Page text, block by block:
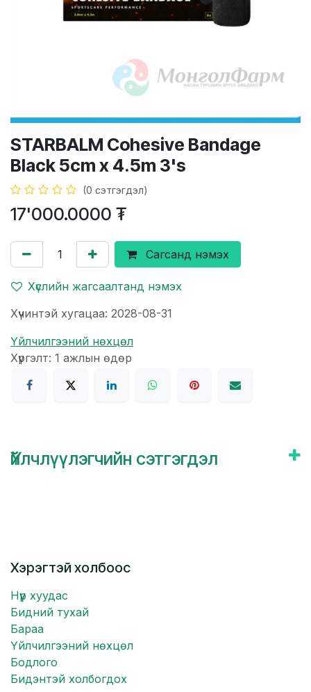
STARBALM Cohesive Bandage
Black 5cm x 4.5m 3's
(0 сэтгэгдэл)
17'000.0000 ₮
Сагсанд нэмэх
Хүслийн жагсаалтанд нэмэх
Хүчинтэй хугацаа: 2028-08-31
Үйлчилгээний нөхцөл
Хүргэлт: 1 ажлын өдөр
Үйлчлүүлэгчийн сэтгэгдэл
Хэрэгтэй холбоос
Нүүр хуудас
Бидний тухай
Бараа
Үйлчилгээний нөхцөл
Бодлого
Бидэнтэй холбогдох